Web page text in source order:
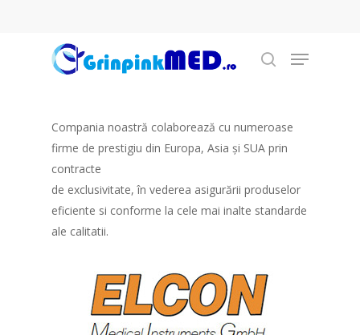
Hit enter to search or ESC to close
Compania noastră colaborează cu numeroase
firme de prestigiu din Europa, Asia şi SUA prin
contracte
de exclusivitate, în vederea asigurării produselor
eficiente si conforme la cele mai inalte standarde
ale calitatii.